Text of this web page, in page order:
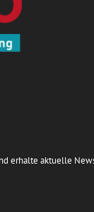
erhalte aktuelle